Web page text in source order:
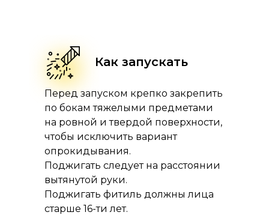
Как запускать
Перед запуском крепко закрепить
по бокам тяжелыми предметами
на ровной и твердой поверхности,
чтобы исключить вариант
опрокидывания.
Поджигать следует на расстоянии
вытянутой руки.
Поджигать фитиль должны лица
старше 16-ти лет.